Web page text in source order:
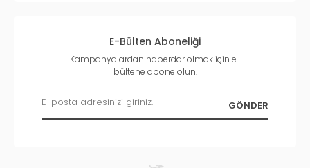
E-Bülten Aboneliği
Kampanyalardan haberdar olmak için e-
bültene abone olun.